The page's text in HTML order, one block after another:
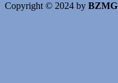
Copyright © 2024 by BZMG